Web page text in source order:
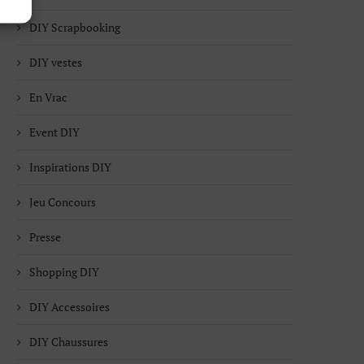
DIY Scrapbooking
DIY vestes
En Vrac
Event DIY
Inspirations DIY
Jeu Concours
Presse
Shopping DIY
DIY Accessoires
DIY Chaussures